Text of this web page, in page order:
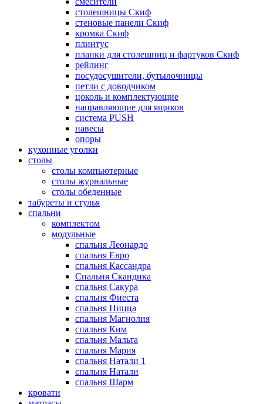
столешницы Скиф
стеновые панели Скиф
кромка Скиф
плинтус
планки для столешниц и фартуков Скиф
рейлинг
посудосушители, бутылочницы
петли с доводчиком
цоколь и комплектующие
направляющие для ящиков
система PUSH
навесы
опоры
кухонные уголки
столы
столы компьютерные
столы журнальные
столы обеденные
табуреты и стулья
спальни
комплектом
модульные
спальня Леонардо
спальня Евро
спальня Кассандра
Спальня Скандика
спальня Сакура
спальня Фиеста
спальня Ницца
спальня Магнолия
спальня Ким
спальня Мальта
спальня Мария
спальня Натали 1
спальня Натали
спальня Шарм
кровати